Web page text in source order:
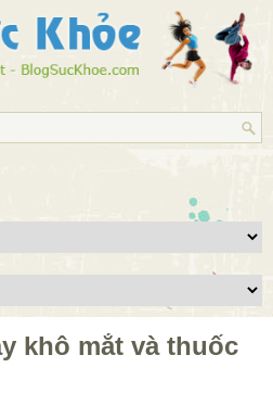
khô mắt và thuốc